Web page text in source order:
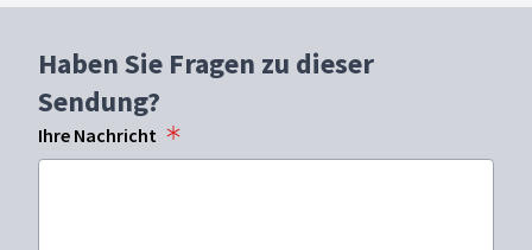
Haben Sie Fragen zu dieser
Sendung?
Ihre Nachricht